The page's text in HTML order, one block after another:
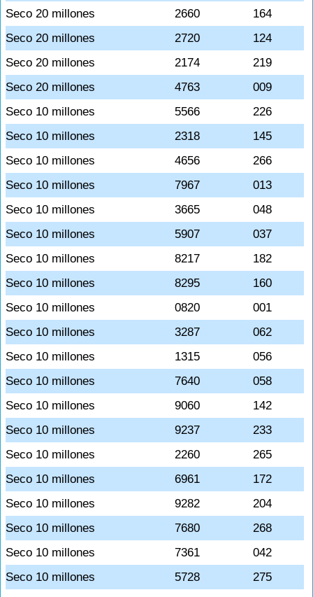
Seco 20 millones
2660
164
Seco 20 millones
2720
124
Seco 20 millones
2174
219
Seco 20 millones
4763
009
Seco 10 millones
5566
226
Seco 10 millones
2318
145
Seco 10 millones
4656
266
Seco 10 millones
7967
013
Seco 10 millones
3665
048
Seco 10 millones
5907
037
Seco 10 millones
8217
182
Seco 10 millones
8295
160
Seco 10 millones
0820
001
Seco 10 millones
3287
062
Seco 10 millones
1315
056
Seco 10 millones
7640
058
Seco 10 millones
9060
142
Seco 10 millones
9237
233
Seco 10 millones
2260
265
Seco 10 millones
6961
172
Seco 10 millones
9282
204
Seco 10 millones
7680
268
Seco 10 millones
7361
042
Seco 10 millones
5728 275